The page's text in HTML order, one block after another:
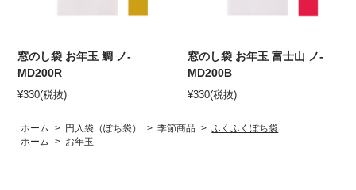
窓のし袋 お年玉 鯛 ノ-
MD200R
¥330(税抜)
窓のし袋 お年玉 富士山 ノ-
MD200B
¥330(税抜)
ホーム > 円入袋（ぽち袋） > 季節商品 > ふくふくぽち袋
ホーム > お年玉